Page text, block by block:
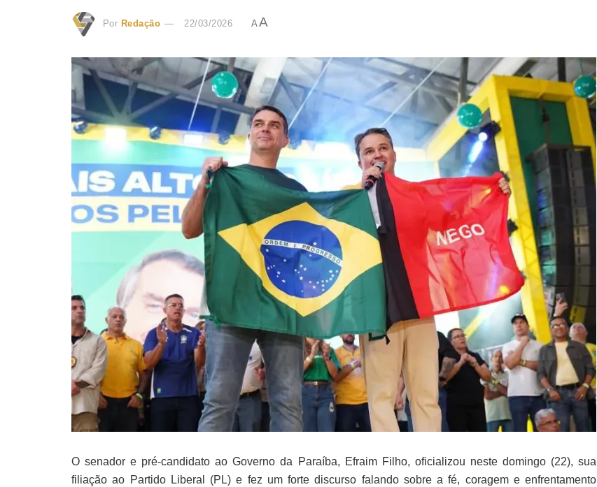
Por Redação 22/03/2026 AA
O senador e pré-candidato ao Governo da Paraíba, Efraim Filho, oficializou neste domingo (22), sua
filiação ao Partido Liberal (PL) e fez um forte discurso falando sobre a fé, coragem e enfrentamento